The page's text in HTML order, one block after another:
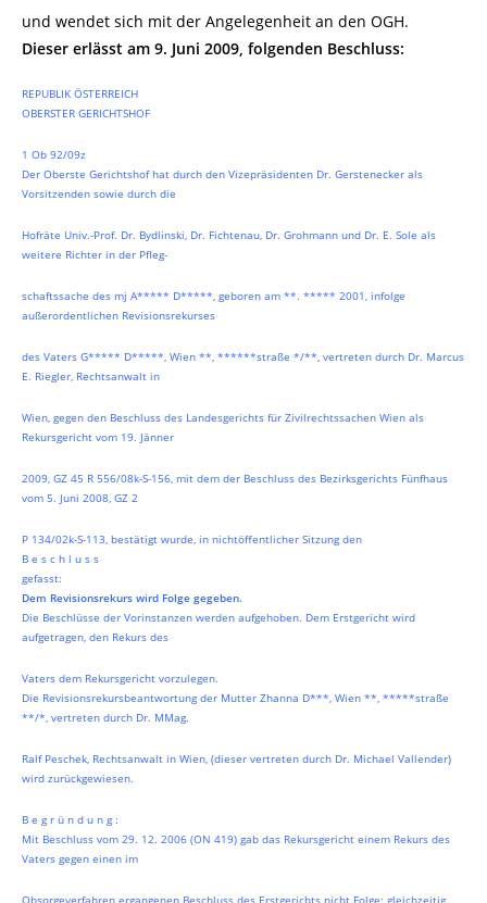
und wendet sich mit der Angelegenheit an den OGH.
Dieser erlässt am 9. Juni 2009, folgenden Beschluss:
REPUBLIK ÖSTERREICH
OBERSTER GERICHTSHOF
1 Ob 92/09z
Der Oberste Gerichtshof hat durch den Vizepräsidenten Dr. Gerstenecker als
Vorsitzenden sowie durch die
Hofräte Univ.-Prof. Dr. Bydlinski, Dr. Fichtenau, Dr. Grohmann und Dr. E. Sole als
weitere Richter in der Pfleg-
schaftssache des mj A***** D*****, geboren am **. ***** 2001, infolge
außerordentlichen Revisionsrekurses
des Vaters G***** D*****, Wien **, ******straße */**, vertreten durch Dr. Marcus
E. Riegler, Rechtsanwalt in
Wien, gegen den Beschluss des Landesgerichts für Zivilrechtssachen Wien als
Rekursgericht vom 19. Jänner
2009, GZ 45 R 556/08k-S-156, mit dem der Beschluss des Bezirksgerichts Fünfhaus
vom 5. Juni 2008, GZ 2
P 134/02k-S-113, bestätigt wurde, in nichtöffentlicher Sitzung den
B e s c h l u s s
gefasst:
Dem Revisionsrekurs wird Folge gegeben.
Die Beschlüsse der Vorinstanzen werden aufgehoben. Dem Erstgericht wird
aufgetragen, den Rekurs des
Vaters dem Rekursgericht vorzulegen.
Die Revisionsrekursbeantwortung der Mutter Zhanna D***, Wien **, *****straße
**/*, vertreten durch Dr. MMag.
Ralf Peschek, Rechtsanwalt in Wien, (dieser vertreten durch Dr. Michael Vallender)
wird zurückgewiesen.
B e g r ü n d u n g :
Mit Beschluss vom 29. 12. 2006 (ON 419) gab das Rekursgericht einem Rekurs des
Vaters gegen einen im
Obsorgeverfahren ergangenen Beschluss des Erstgerichts nicht Folge; gleichzeitig